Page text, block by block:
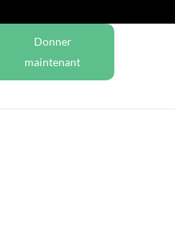
Donner
maintenant